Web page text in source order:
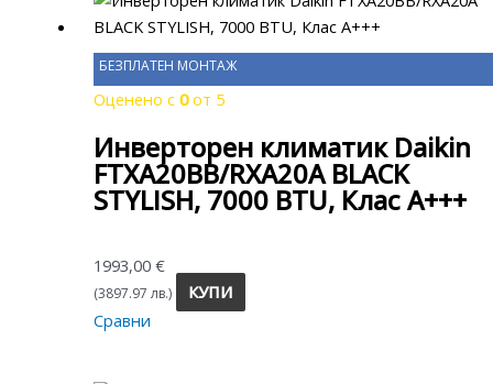
БЕЗПЛАТЕН МОНТАЖ
Оценено с0от 5
Инверторен климатик Daikin
FTXA20BB/RXA20A BLACK
STYLISH, 7000 BTU, Клас A+++
1993,00€
(3897.97 лв.)
КУПИ
Сравни